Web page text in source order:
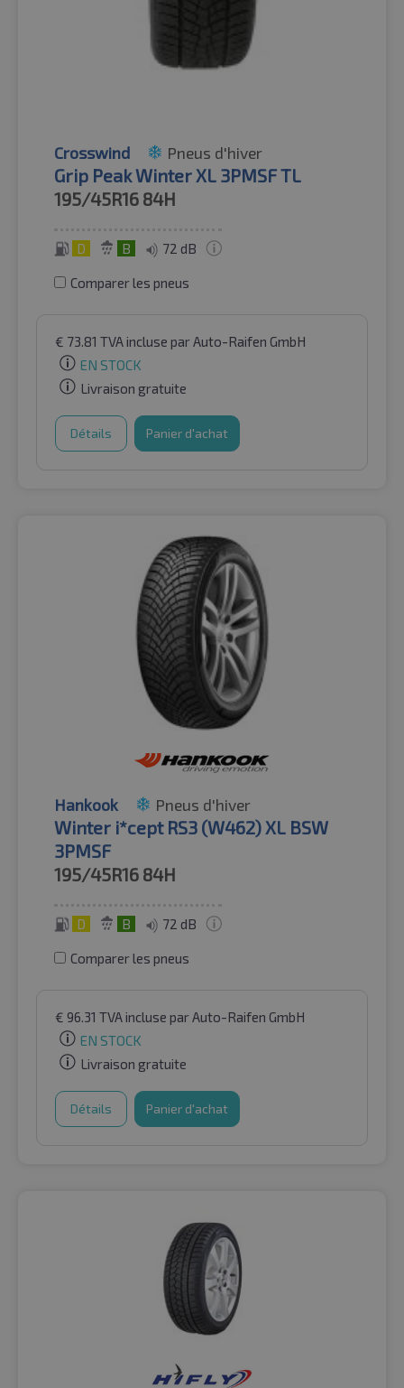
Crosswind Pneus d'hiver
Grip Peak Winter XL 3PMSF TL
195/45R16 84H
D B 72 dB
Comparer les pneus
€ 73.81 TVA incluse par Auto-Raifen GmbH
EN STOCK
Livraison gratuite
Détails Panier d'achat
Hankook Pneus d'hiver
Winter i*cept RS3 (W462) XL BSW
3PMSF
195/45R16 84H
D B 72 dB
Comparer les pneus
€ 96.31 TVA incluse par Auto-Raifen GmbH
EN STOCK
Livraison gratuite
Détails Panier d'achat